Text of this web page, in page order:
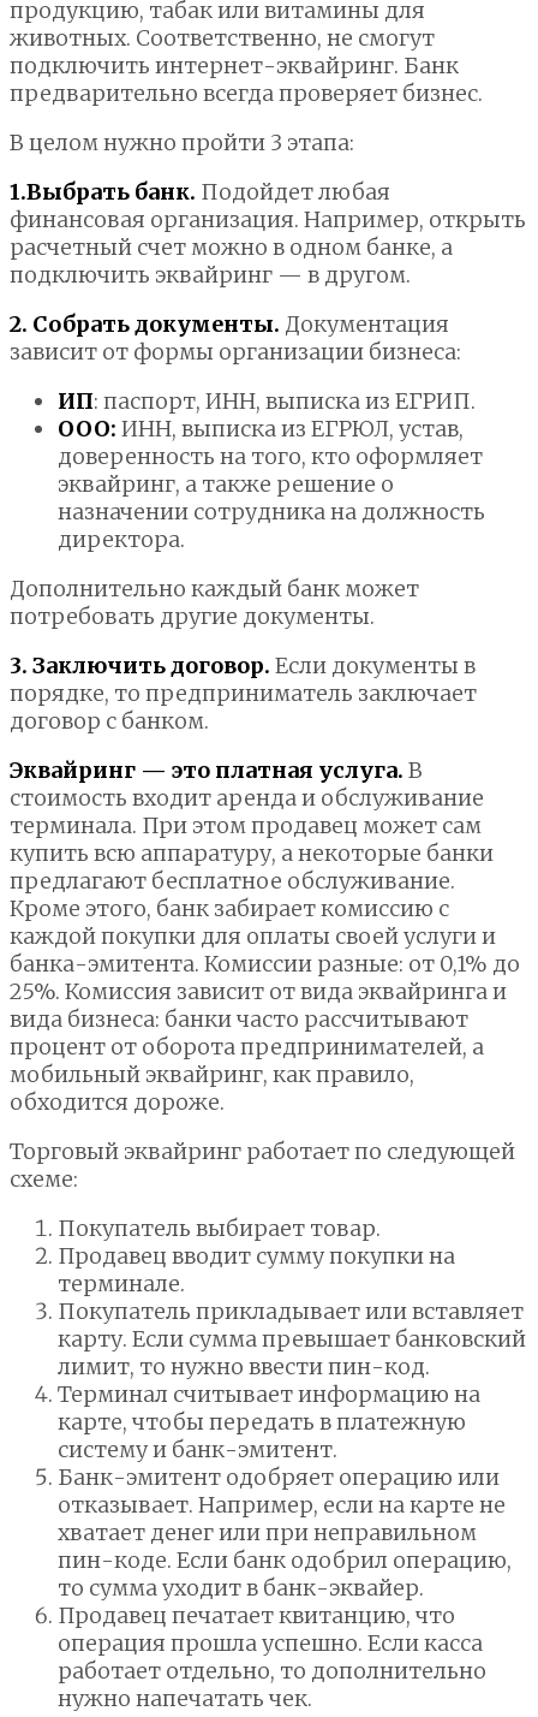
продукцию, табак или витамины для
животных. Соответственно, не смогут
подключить интернет-эквайринг. Банк
предварительно всегда проверяет бизнес.
В целом нужно пройти 3 этапа:
1.Выбрать банк. Подойдет любая
финансовая организация. Например, открыть
расчетный счет можно в одном банке, а
подключить эквайринг — в другом.
2. Собрать документы. Документация
зависит от формы организации бизнеса:
ИП: паспорт, ИНН, выписка из ЕГРИП.
ООО: ИНН, выписка из ЕГРЮЛ, устав,
доверенность на того, кто оформляет
эквайринг, а также решение о
назначении сотрудника на должность
директора.
Дополнительно каждый банк может
потребовать другие документы.
3. Заключить договор. Если документы в
порядке, то предприниматель заключает
договор с банком.
Эквайринг — это платная услуга. В
стоимость входит аренда и обслуживание
терминала. При этом продавец может сам
купить всю аппаратуру, а некоторые банки
предлагают бесплатное обслуживание.
Кроме этого, банк забирает комиссию с
каждой покупки для оплаты своей услуги и
банка-эмитента. Комиссии разные: от 0,1% до
25%. Комиссия зависит от вида эквайринга и
вида бизнеса: банки часто рассчитывают
процент от оборота предпринимателей, а
мобильный эквайринг, как правило,
обходится дороже.
Торговый эквайринг работает по следующей
схеме:
Покупатель выбирает товар.
Продавец вводит сумму покупки на
терминале.
Покупатель прикладывает или вставляет
карту. Если сумма превышает банковский
лимит, то нужно ввести пин-код.
Терминал считывает информацию на
карте, чтобы передать в платежную
систему и банк-эмитент.
Банк-эмитент одобряет операцию или
отказывает. Например, если на карте не
хватает денег или при неправильном
пин-коде. Если банк одобрил операцию,
то сумма уходит в банк-эквайер.
Продавец печатает квитанцию, что
операция прошла успешно. Если касса
работает отдельно, то дополнительно
нужно напечатать чек.